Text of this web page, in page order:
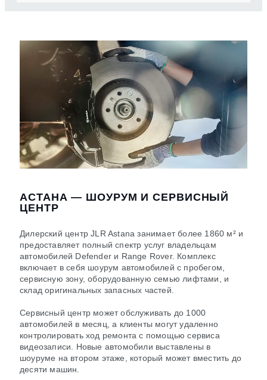
АСТАНА — ШОУРУМ И СЕРВИСНЫЙ
ЦЕНТР
Дилерский центр JLR Astana занимает более 1860 м² и
предоставляет полный спектр услуг владельцам
автомобилей Defender и Range Rover. Комплекс
включает в себя шоурум автомобилей с пробегом,
сервисную зону, оборудованную семью лифтами, и
склад оригинальных запасных частей.
Сервисный центр может обслуживать до 1000
автомобилей в месяц, а клиенты могут удаленно
контролировать ход ремонта с помощью сервиса
видеозаписи. Новые автомобили выставлены в
шоуруме на втором этаже, который может вместить до
десяти машин.